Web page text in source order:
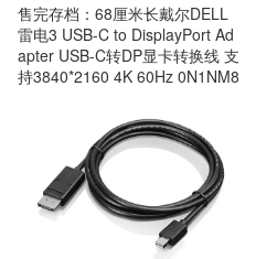
售完存档：68厘米长戴尔DELL
雷电3 USB-C to DisplayPort Ad
apter USB-C转DP显卡转换线 支
持3840*2160 4K 60Hz 0N1NM8